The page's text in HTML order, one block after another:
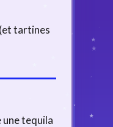
tartines
une tequila